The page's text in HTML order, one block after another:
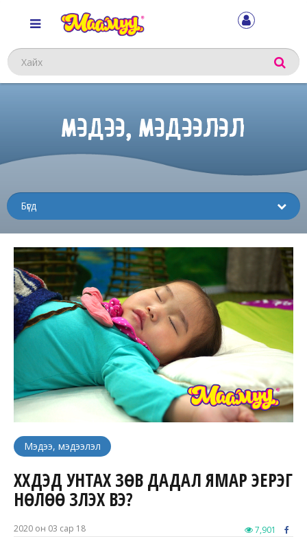
Хайх
МЭДЭЭ, МЭДЭЭЛЭЛ
Мэдээ, мэдээлэл
ХҮҮХДЭД УНТАХ ЗѲВ ДАДАЛ ЯМАР ЭЕРЭГ
НѲЛѲѲ ҮЗҮҮЛЭХ ВЭ?
2020 он 03 сар 18 7,901